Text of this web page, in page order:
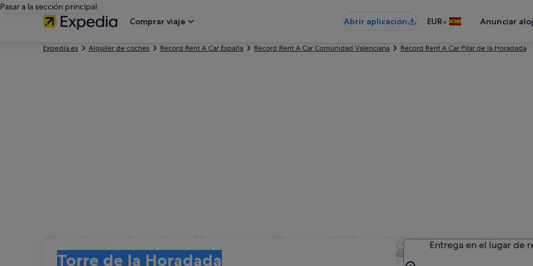
Pasar a la sección principal
Comprar viaje
Abrir aplicación EUR• Anunciar
Expedia.es Alquiler de coches Record Rent A Car España Record Rent A Car Comunidad Valenciana Record Rent A Car Pilar de la Horadada
Coches de alquiler con Record Rent A Car en
Torre de la Horadada
Entrega en el lugar de